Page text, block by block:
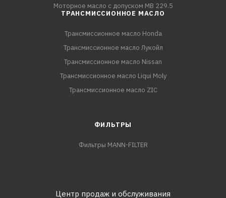
Моторное масло с допуском MB 229.5
ТРАНСМИССИОННОЕ МАСЛО
Трансмиссионное масло Honda
Трансмиссионное масло Лукойл
Трансмиссионное масло Nissan
Трансмиссионное масло Liqui Moly
Трансмиссионное масло ZIC
ФИЛЬТРЫ
Фильтры MANN-FILTER
Центр продаж и обслуживания